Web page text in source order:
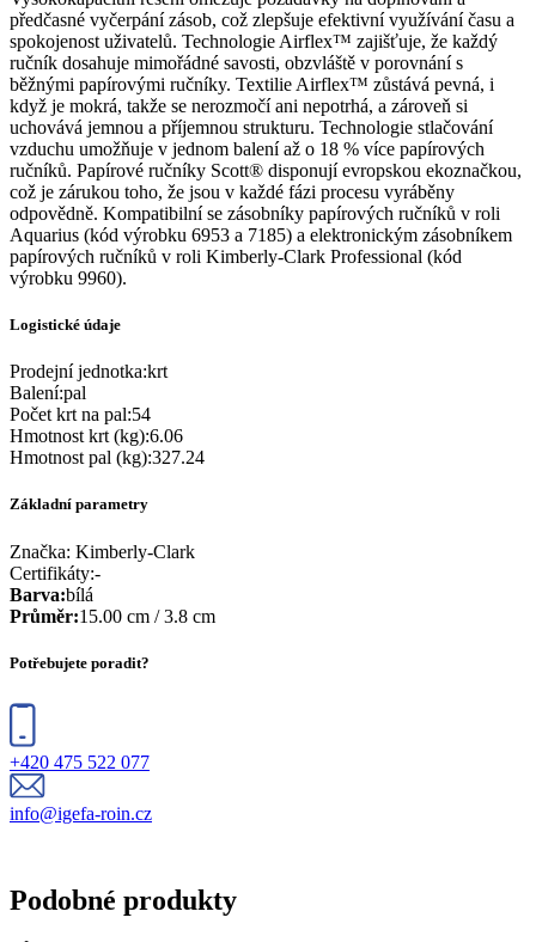
předčasné vyčerpání zásob, což zlepšuje efektivní využívání času a
spokojenost uživatelů. Technologie Airflex™ zajišťuje, že každý
ručník dosahuje mimořádné savosti, obzvláště v porovnání s
běžnými papírovými ručníky. Textilie Airflex™ zůstává pevná, i
když je mokrá, takže se nerozmočí ani nepotrhá, a zároveň si
uchovává jemnou a příjemnou strukturu. Technologie stlačování
vzduchu umožňuje v jednom balení až o 18 % více papírových
ručníků. Papírové ručníky Scott® disponují evropskou ekoznačkou,
což je zárukou toho, že jsou v každé fázi procesu vyráběny
odpovědně. Kompatibilní se zásobníky papírových ručníků v roli
Aquarius (kód výrobku 6953 a 7185) a elektronickým zásobníkem
papírových ručníků v roli Kimberly-Clark Professional (kód
výrobku 9960).
Logistické údaje
Prodejní jednotka:krt
Balení:pal
Počet krt na pal:54
Hmotnost krt (kg):6.06
Hmotnost pal (kg):327.24
Základní parametry
Značka: Kimberly-Clark
Certifikáty:-
Barva:bílá
Průměr:15.00 cm / 3.8 cm
Potřebujete poradit?
+420 475 522 077
info@igefa-roin.cz
Podobné produkty